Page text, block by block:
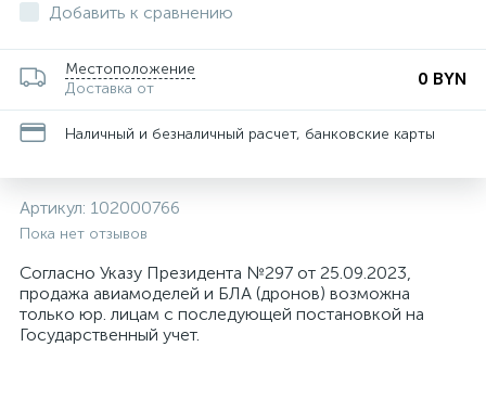
Добавить к сравнению
Местоположение
Доставка от
0 BYN
Наличный и безналичный расчет, банковские карты
Артикул: 102000766
Пока нет отзывов
Согласно Указу Президента №297 от 25.09.2023,
продажа авиамоделей и БЛА (дронов) возможна
только юр. лицам с последующей постановкой на
Государственный учет.